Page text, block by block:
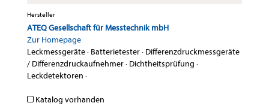
Hersteller
ATEQ Gesellschaft für Messtechnik mbH
Zur Homepage
Leckmessgeräte· Batterietester· Differenzdruckmessgeräte
/ Differenzdruckaufnehmer· Dichtheitsprüfung ·
Leckdetektoren ·
Katalog vorhanden